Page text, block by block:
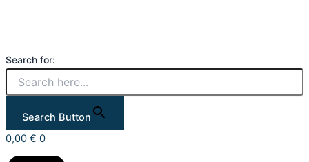
Search for:
Search Button
0,00 € 0